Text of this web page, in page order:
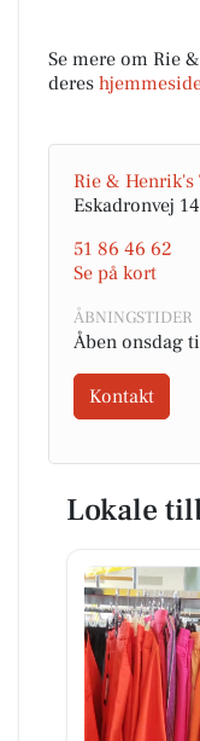
Se mere om Rie
deres
Rie & Henrik's
Eskadronvej
51 86 46 62
Se på kort
ÅBNINGSTIDER
Åben onsdag
Kontakt
Lokale